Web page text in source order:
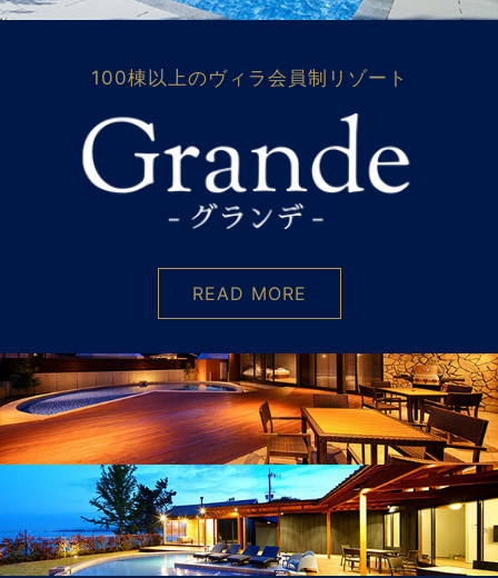
100棟以上のヴィラ会員制リゾート
READ MORE